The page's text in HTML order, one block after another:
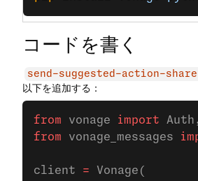
コードを書く
send-suggested-action-
以下を追加する：
from vonage import
from vonage_messages
client = Vonage(